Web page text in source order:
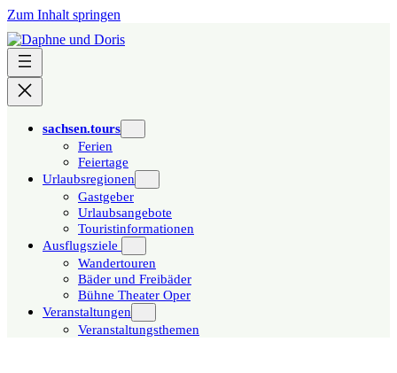
Zum Inhalt springen
sachsen.tours
Ferien
Feiertage
Urlaubsregionen
Gastgeber
Urlaubsangebote
Touristinformationen
Ausflugsziele
Wandertouren
Bäder und Freibäder
Bühne Theater Oper
Veranstaltungen
Veranstaltungsthemen